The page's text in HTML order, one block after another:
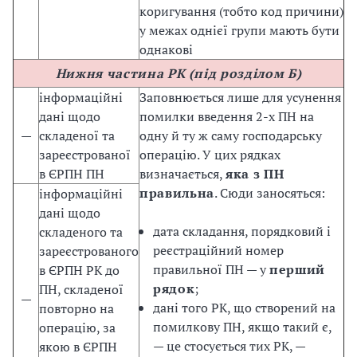
коригування (тобто код причини)
у межах однієї групи мають бути
однакові
Нижня частина РК (під розділом Б)
—
інформаційні
дані щодо
складеної та
зареєстрованої
в ЄРПН ПН
Заповнюється лише для усунення
помилки введення 2-х ПН на
одну й ту ж саму господарську
операцію. У цих рядках
визначається,яка з ПН
правильна. Сюди заносяться:
дата складання, порядковий і
реєстраційний номер
правильної ПН — уперший
рядок;
дані того РК, що створений на
помилкову ПН, якщо такий є,
— це стосується тих РК, —
—
інформаційні
дані щодо
складеного та
зареєстрованого
в ЄРПН РК до
ПН, складеної
повторно на
операцію, за
якою в ЄРПН